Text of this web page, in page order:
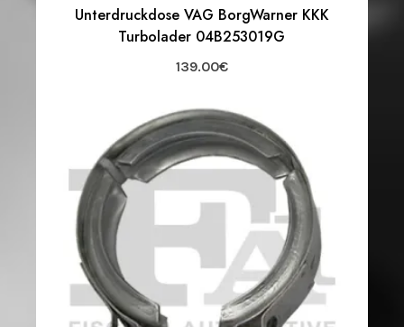
Unterdruckdose VAG BorgWarner KKK
Turbolader 04B253019G
139.00€